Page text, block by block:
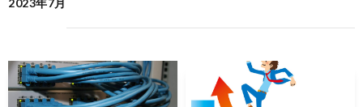
2023年7月